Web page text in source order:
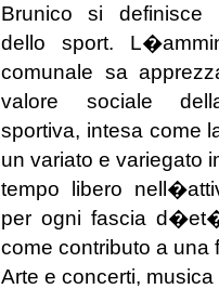
Brunico si
dello sport.
comunale sa
valore sociale
sportiva, intesa come
un variato e variegato
tempo libero
per ogni fascia
come contributo a una
Arte e concerti,